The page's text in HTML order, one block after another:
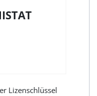
Lizenschlüssel